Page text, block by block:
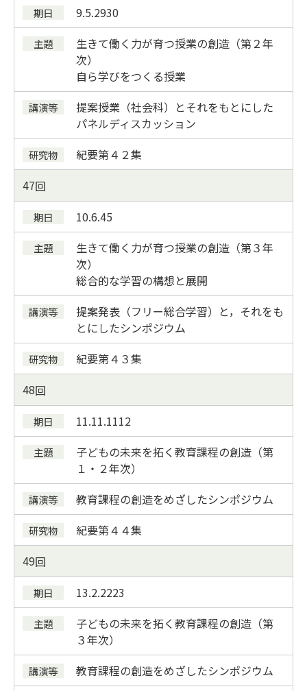
9.5.2930
生きて働く力が育つ授業の創造（第２年
次）
自ら学びをつくる授業
提案授業（社会科）とそれをもとにした
パネルディスカッション
紀要第４２集
47
10.6.45
生きて働く力が育つ授業の創造（第３年
次）
総合的な学習の構想と展開
提案発表（フリー総合学習）と，それをも
とにしたシンポジウム
紀要第４３集
48
11.11.1112
子どもの未来を拓く教育課程の創造（第
１・２年次）
教育課程の創造をめざしたシンポジウム
紀要第４４集
49
13.2.2223
子どもの未来を拓く教育課程の創造（第
３年次）
教育課程の創造をめざしたシンポジウム